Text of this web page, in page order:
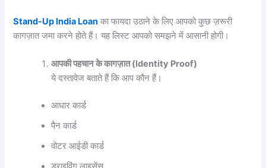
Stand-Up India Loan का फायदा उठाने के लिए आपको कुछ ज़रूरी
कागज़ात जमा करने होते हैं। यह लिस्ट आपको समझने में आसानी होगी।
आपकीपहचानकेकागज़ात (Identity Proof)
ये दस्तावेज बताते हैं कि आप कौन हैं।
आधार कार्ड
पैन कार्ड
वोटर आईडी कार्ड